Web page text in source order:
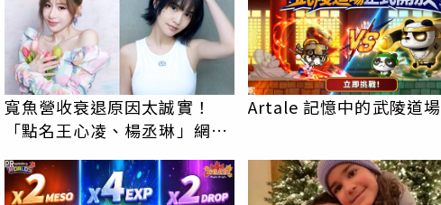
寬魚營收衰退原因太誠實！
「點名王心凌、楊丞琳」網笑
Artale 記憶中的武陵道場
PR